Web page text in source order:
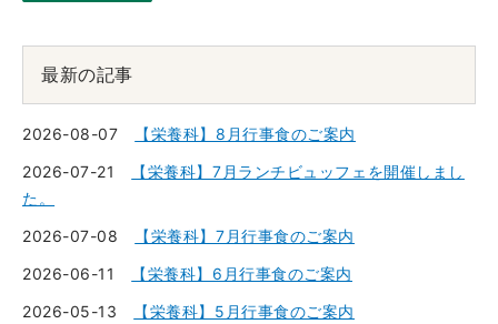
最新の記事
2026-08-07
【栄養科】8月行事食のご案内
2026-07-21
【栄養科】7月ランチビュッフェを開催しまし
た。
2026-07-08
【栄養科】7月行事食のご案内
2026-06-11
【栄養科】6月行事食のご案内
2026-05-13
【栄養科】5月行事食のご案内